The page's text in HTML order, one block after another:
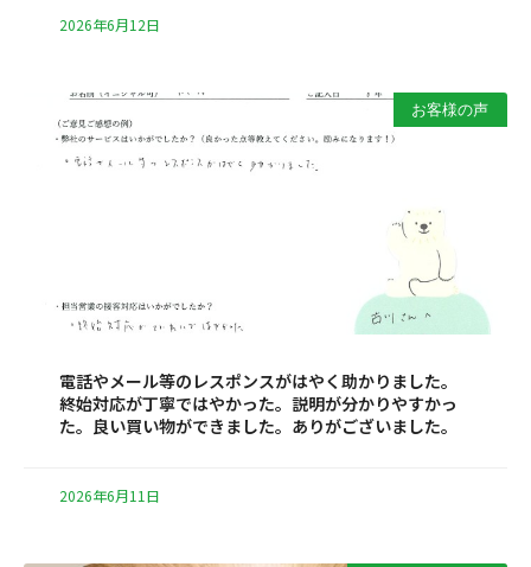
2026年6月12日
お客様の声
電話やメール等のレスポンスがはやく助かりました。
終始対応が丁寧ではやかった。説明が分かりやすかっ
た。良い買い物ができました。ありがございました。
2026年6月11日